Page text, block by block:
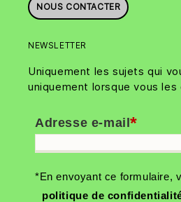
NOUS CONTACTER
NEWSLETTER
Uniquement les sujets qui
uniquement lorsque vous les
*
Adresse e-mail
*En envoyant ce formulaire,
politique de